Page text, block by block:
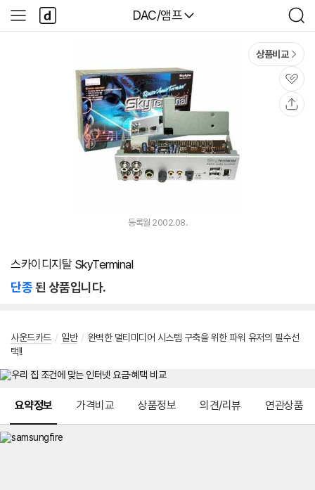
다나와
DAC/앰프
검
색
사
이
다
나
와
상품비교
관
심
등록월 2002.08.
스카이디지탈 SkyTerminal
단종된 상품입니다.
사운드카드 / 일반 / 완벽한 멀티미디어 시스템 구축을 위한 파워 유저의 필수선
택!!
요약정보 가격비교 상품정보 의견/리뷰 연관상품